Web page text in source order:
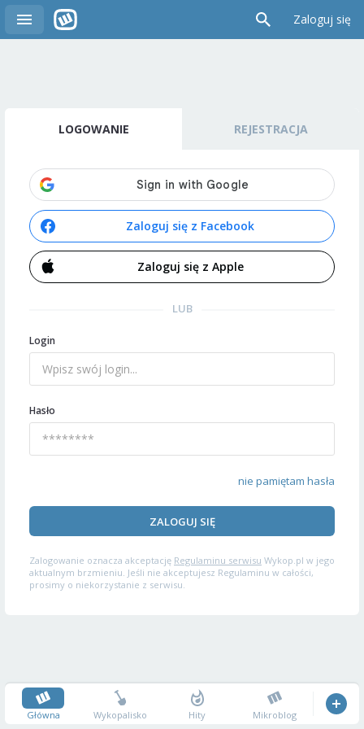
Zaloguj się
LOGOWANIE REJESTRACJA
Zaloguj się z Facebook
Zaloguj się z Apple
LUB
Login
Hasło
nie pamiętam hasła
ZALOGUJ SIĘ
Zalogowanie oznacza akceptację Regulaminu serwisu Wykop.pl w jego
aktualnym brzmieniu. Jeśli nie akceptujesz Regulaminu w całości,
prosimy o niekorzystanie z serwisu.
Główna Wykopalisko Hity Mikroblog